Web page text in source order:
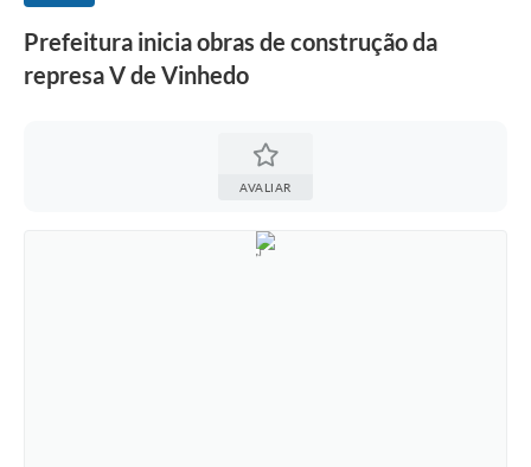
CONTATOS
Prefeitura inicia obras de construção da
represa V de Vinhedo
AVALIAR